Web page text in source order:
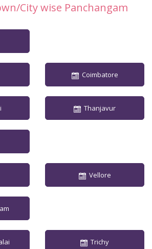
City wise Panchangam
Coimbatore
Thanjavur
Vellore
Trichy